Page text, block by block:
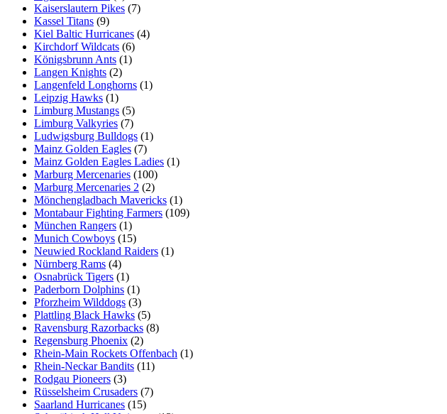
Kaiserslautern Pikes (7)
Kassel Titans (9)
Kiel Baltic Hurricanes (4)
Kirchdorf Wildcats (6)
Königsbrunn Ants (1)
Langen Knights (2)
Langenfeld Longhorns (1)
Leipzig Hawks (1)
Limburg Mustangs (5)
Limburg Valkyries (7)
Ludwigsburg Bulldogs (1)
Mainz Golden Eagles (7)
Mainz Golden Eagles Ladies (1)
Marburg Mercenaries (100)
Marburg Mercenaries 2 (2)
Mönchengladbach Mavericks (1)
Montabaur Fighting Farmers (109)
München Rangers (1)
Munich Cowboys (15)
Neuwied Rockland Raiders (1)
Nürnberg Rams (4)
Osnabrück Tigers (1)
Paderborn Dolphins (1)
Pforzheim Wilddogs (3)
Plattling Black Hawks (5)
Ravensburg Razorbacks (8)
Regensburg Phoenix (2)
Rhein-Main Rockets Offenbach (1)
Rhein-Neckar Bandits (11)
Rodgau Pioneers (3)
Rüsselsheim Crusaders (7)
Saarland Hurricanes (15)